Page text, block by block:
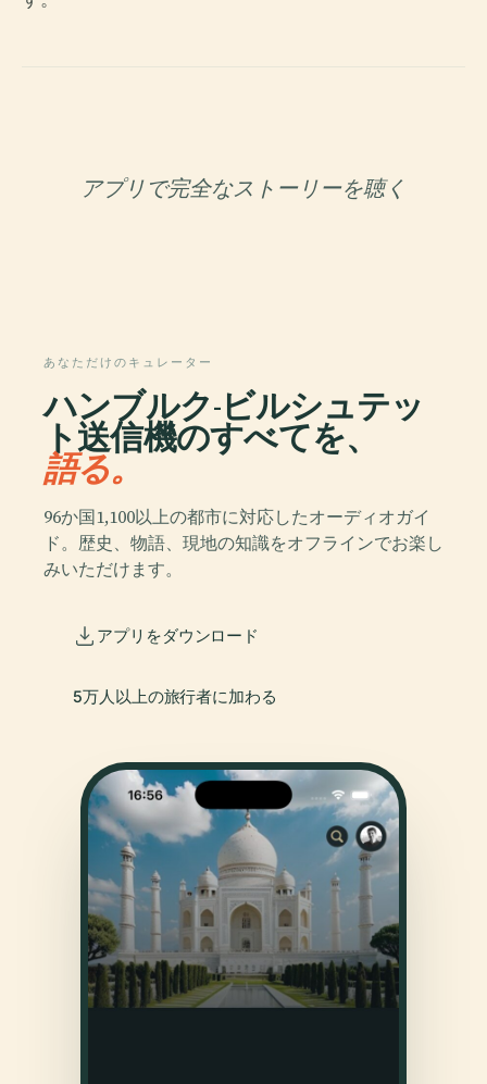
アプリで完全なストーリーを聴く
あなただけのキュレーター
ハンブルク-ビルシュテッ
ト送信機のすべてを、
語る。
96か国1,100以上の都市に対応したオーディオガイ
ド。歴史、物語、現地の知識をオフラインでお楽し
みいただけます。
アプリをダウンロード
5万人以上の旅行者に加わる